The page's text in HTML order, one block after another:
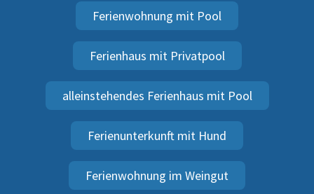
Ferienwohnung mit Pool
Ferienhaus mit Privatpool
alleinstehendes Ferienhaus mit Pool
Ferienunterkunft mit Hund
Ferienwohnung im Weingut